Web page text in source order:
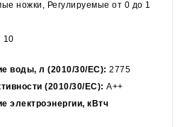
ножки, Регулируемые от 0 до 1
10
воды, л (2010/30/EC): 2775
(2010/30/EC): A++
электроэнергии, кВтч